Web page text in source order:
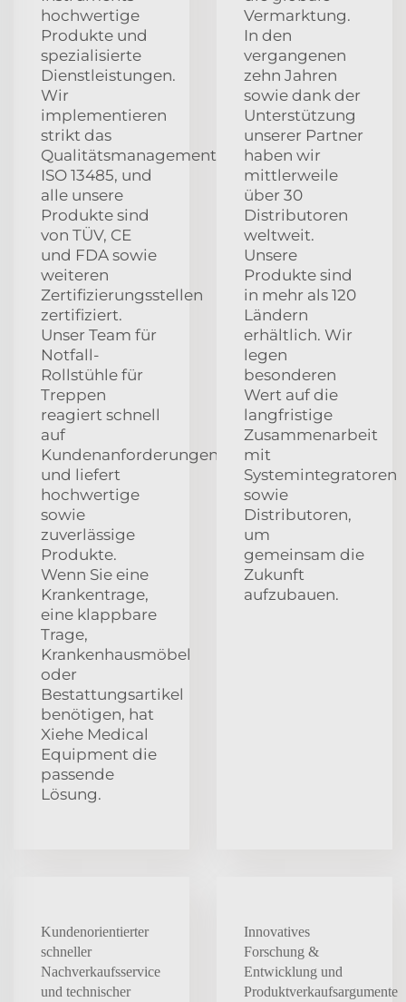
hochwertige
Produkte und
spezialisierte
Dienstleistungen.
Wir
implementieren
strikt das
Qualitätsmanagementsystem
ISO 13485, und
alle unsere
Produkte sind
von TÜV, CE
und FDA sowie
weiteren
Zertifizierungsstellen
zertifiziert.
Unser Team für
Notfall-
Rollstühle für
Treppen
reagiert schnell
auf
Kundenanforderungen
und liefert
hochwertige
sowie
zuverlässige
Produkte.
Wenn Sie eine
Krankentrage,
eine klappbare
Trage,
Krankenhausmöbel
oder
Bestattungsartikel
benötigen, hat
Xiehe Medical
Equipment die
passende
Lösung.
Vermarktung.
In den
vergangenen
zehn Jahren
sowie dank der
Unterstützung
unserer Partner
haben wir
mittlerweile
über 30
Distributoren
weltweit.
Unsere
Produkte sind
in mehr als 120
Ländern
erhältlich. Wir
legen
besonderen
Wert auf die
langfristige
Zusammenarbeit
mit
Systemintegratoren
sowie
Distributoren,
um
gemeinsam die
Zukunft
aufzubauen.
Kundenorientierter
schneller
Nachverkaufsservice
und technischer
Innovatives
Forschung &
Entwicklung und
Produktverkaufsargumente